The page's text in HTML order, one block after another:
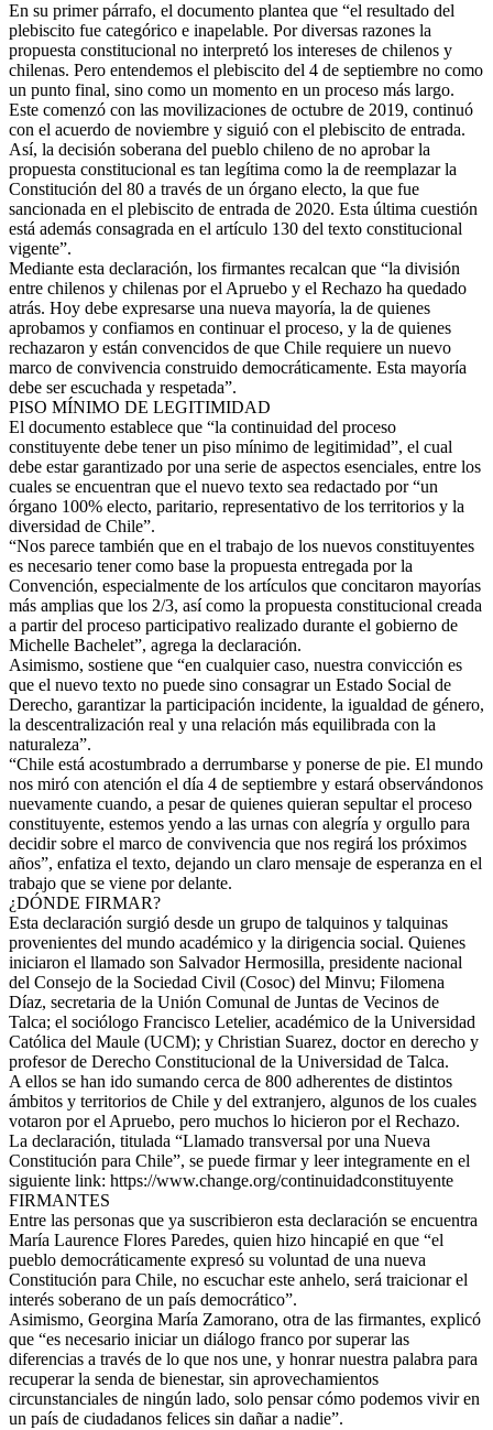
En su primer párrafo, el documento plantea que “el resultado del
plebiscito fue categórico e inapelable. Por diversas razones la
propuesta constitucional no interpretó los intereses de chilenos y
chilenas. Pero entendemos el plebiscito del 4 de septiembre no como
un punto final, sino como un momento en un proceso más largo.
Este comenzó con las movilizaciones de octubre de 2019, continuó
con el acuerdo de noviembre y siguió con el plebiscito de entrada.
Así, la decisión soberana del pueblo chileno de no aprobar la
propuesta constitucional es tan legítima como la de reemplazar la
Constitución del 80 a través de un órgano electo, la que fue
sancionada en el plebiscito de entrada de 2020. Esta última cuestión
está además consagrada en el artículo 130 del texto constitucional
vigente”.
Mediante esta declaración, los firmantes recalcan que “la división
entre chilenos y chilenas por el Apruebo y el Rechazo ha quedado
atrás. Hoy debe expresarse una nueva mayoría, la de quienes
aprobamos y confiamos en continuar el proceso, y la de quienes
rechazaron y están convencidos de que Chile requiere un nuevo
marco de convivencia construido democráticamente. Esta mayoría
debe ser escuchada y respetada”.
PISO MÍNIMO DE LEGITIMIDAD
El documento establece que “la continuidad del proceso
constituyente debe tener un piso mínimo de legitimidad”, el cual
debe estar garantizado por una serie de aspectos esenciales, entre los
cuales se encuentran que el nuevo texto sea redactado por “un
órgano 100% electo, paritario, representativo de los territorios y la
diversidad de Chile”.
“Nos parece también que en el trabajo de los nuevos constituyentes
es necesario tener como base la propuesta entregada por la
Convención, especialmente de los artículos que concitaron mayorías
más amplias que los 2/3, así como la propuesta constitucional creada
a partir del proceso participativo realizado durante el gobierno de
Michelle Bachelet”, agrega la declaración.
Asimismo, sostiene que “en cualquier caso, nuestra convicción es
que el nuevo texto no puede sino consagrar un Estado Social de
Derecho, garantizar la participación incidente, la igualdad de género,
la descentralización real y una relación más equilibrada con la
naturaleza”.
“Chile está acostumbrado a derrumbarse y ponerse de pie. El mundo
nos miró con atención el día 4 de septiembre y estará observándonos
nuevamente cuando, a pesar de quienes quieran sepultar el proceso
constituyente, estemos yendo a las urnas con alegría y orgullo para
decidir sobre el marco de convivencia que nos regirá los próximos
años”, enfatiza el texto, dejando un claro mensaje de esperanza en el
trabajo que se viene por delante.
¿DÓNDE FIRMAR?
Esta declaración surgió desde un grupo de talquinos y talquinas
provenientes del mundo académico y la dirigencia social. Quienes
iniciaron el llamado son Salvador Hermosilla, presidente nacional
del Consejo de la Sociedad Civil (Cosoc) del Minvu; Filomena
Díaz, secretaria de la Unión Comunal de Juntas de Vecinos de
Talca; el sociólogo Francisco Letelier, académico de la Universidad
Católica del Maule (UCM); y Christian Suarez, doctor en derecho y
profesor de Derecho Constitucional de la Universidad de Talca.
A ellos se han ido sumando cerca de 800 adherentes de distintos
ámbitos y territorios de Chile y del extranjero, algunos de los cuales
votaron por el Apruebo, pero muchos lo hicieron por el Rechazo.
La declaración, titulada “Llamado transversal por una Nueva
Constitución para Chile”, se puede firmar y leer integramente en el
siguiente link: https://www.change.org/continuidadconstituyente
FIRMANTES
Entre las personas que ya suscribieron esta declaración se encuentra
María Laurence Flores Paredes, quien hizo hincapié en que “el
pueblo democráticamente expresó su voluntad de una nueva
Constitución para Chile, no escuchar este anhelo, será traicionar el
interés soberano de un país democrático”.
Asimismo, Georgina María Zamorano, otra de las firmantes, explicó
que “es necesario iniciar un diálogo franco por superar las
diferencias a través de lo que nos une, y honrar nuestra palabra para
recuperar la senda de bienestar, sin aprovechamientos
circunstanciales de ningún lado, solo pensar cómo podemos vivir en
un país de ciudadanos felices sin dañar a nadie”.